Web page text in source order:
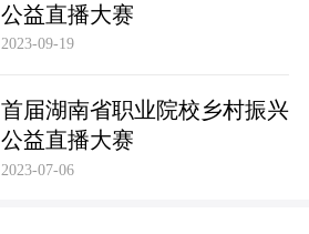
公益直播大赛
2023-09-19
首届湖南省职业院校乡村振兴
公益直播大赛
2023-07-06